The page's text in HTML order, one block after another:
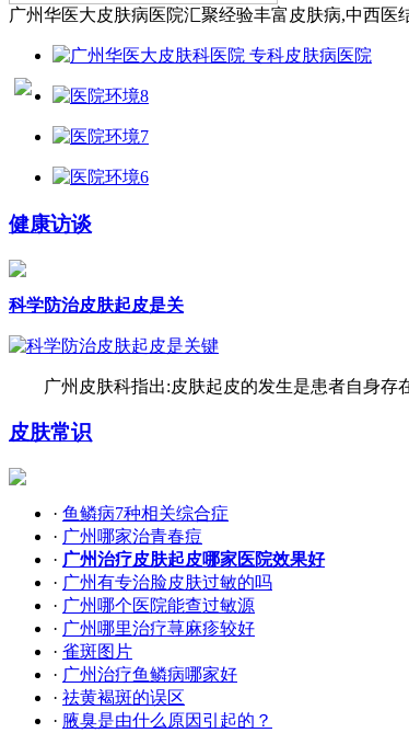
广州华医大皮肤病医院汇聚经验丰富皮肤病,中西
健康访谈
科学防治皮肤起皮是关
广州皮肤科指出:皮肤起皮的发生是患者自身
皮肤常识
· 鱼鳞病7种相关综合症
· 广州哪家治青春痘
· 广州治疗皮肤起皮哪家医院效果好
· 广州有专治脸皮肤过敏的吗
· 广州哪个医院能查过敏源
· 广州哪里治疗荨麻疹较好
· 雀斑图片
· 广州治疗鱼鳞病哪家好
· 祛黄褐斑的误区
· 腋臭是由什么原因引起的？